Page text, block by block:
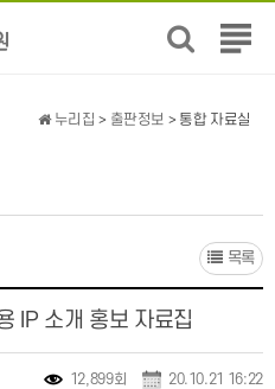
전
뉴
누리집 > 출판정보 > 통합 자료실
목록
IP 소개 홍보 자료집
12,899회 20.10.21 16:22